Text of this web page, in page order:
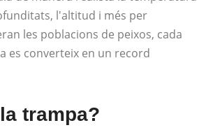
l'altitud i més per
les poblacions de peixos, cada
es converteix en un record
trampa?